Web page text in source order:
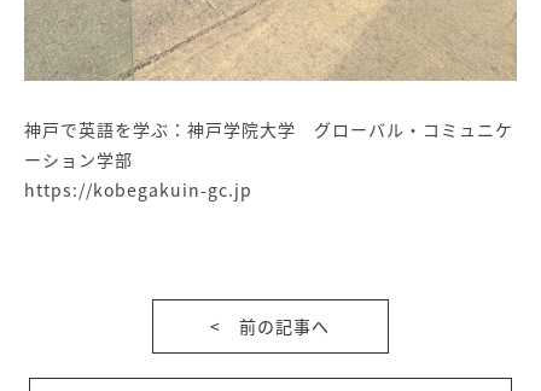
神戸で英語を学ぶ：神戸学院大学 グローバル・コミュニケ
ーション学部
https://kobegakuin-gc.jp
< 前の記事へ